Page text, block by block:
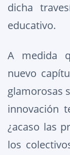
dicha
educativo.
A medida
nuevo
glamorosas
innovación
¿acaso las
los